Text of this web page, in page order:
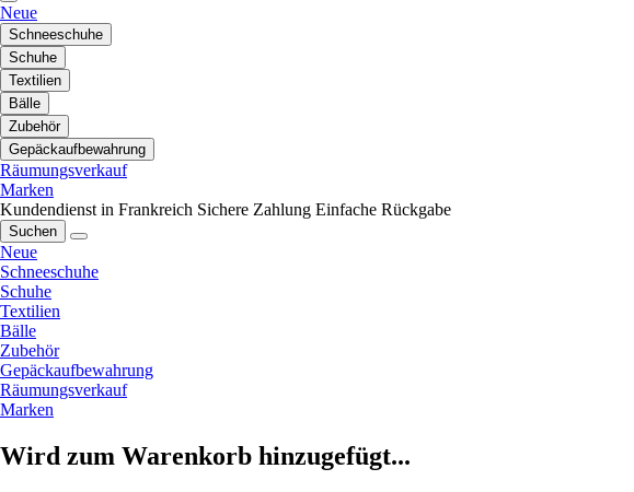
Neue
Schneeschuhe
Schuhe
Textilien
Bälle
Zubehör
Gepäckaufbewahrung
Räumungsverkauf
Marken
Kundendienst in Frankreich Sichere Zahlung Einfache Rückgabe
Suchen
Neue
Schneeschuhe
Schuhe
Textilien
Bälle
Zubehör
Gepäckaufbewahrung
Räumungsverkauf
Marken
Wird zum Warenkorb hinzugefügt...